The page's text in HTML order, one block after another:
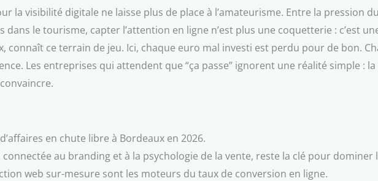
la visibilité digitale ne laisse plus de place à l’amateurisme. Entre la pression
le tourisme, capter l’attention en ligne n’est plus une coquetterie : c’est
connaît ce terrain de jeu. Ici, chaque euro mal investi est perdu pour de bon.
Les entreprises qui attendent que “ça passe” ignorent une réalité simple :
en chute libre à Bordeaux en 2026.
connectée au branding et à la psychologie de la vente, reste la clé pour dominer
web sur-mesure sont les moteurs du taux de conversion en ligne.